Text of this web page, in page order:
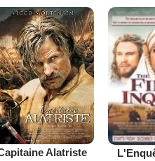
Alatriste